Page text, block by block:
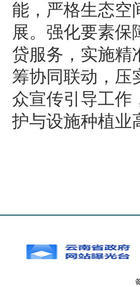
能，严格生态空
展。强化要素保
贷服务，实施精
筹协同联动，压
众宣传引导工作
护与设施种植业